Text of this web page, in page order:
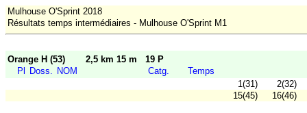
Mulhouse O'Sprint 2018
Résultats temps intermédiaires - Mulhouse O'Sprint M1
Orange H (53) 2,5 km 15 m
19 P
Pl
Doss. NOM Catg.
Temps
1(31)
2(32)
15(45)
16(46)